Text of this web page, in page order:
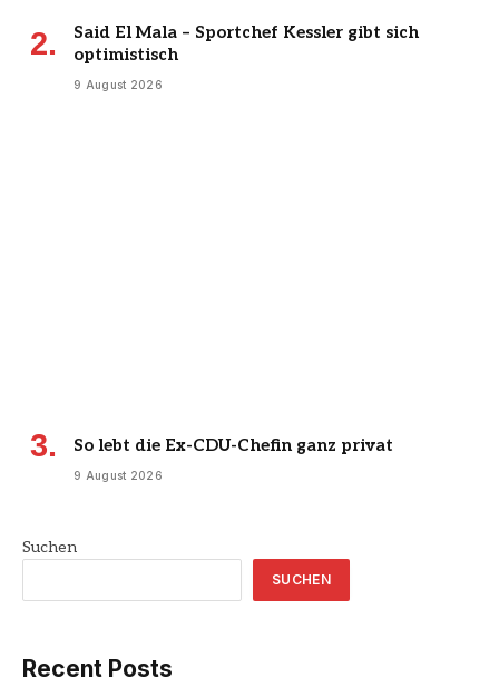
Said El Mala – Sportchef Kessler gibt sich
optimistisch
9 August 2026
So lebt die Ex-CDU-Chefin ganz privat
9 August 2026
Suchen
SUCHEN
Recent Posts